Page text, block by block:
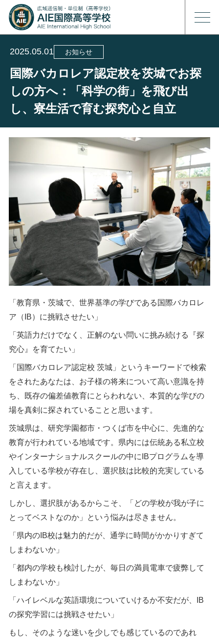
2025.05.01 お知らせ
国際バカロレア認定校を茨城でお探
しの方へ：「科学の街」を飛び出
し、寮生活で育む探究心と自立
「教育県・茨城で、世界基準の学びである国際バカロレ
ア（IB）に挑戦させたい」
「英語力だけでなく、正解のない問いに挑み続ける『探
究心』を育てたい」
「国際バカロレア認定校 茨城」というキーワードで検索
をされたあなたは、お子様の将来について高い意識を持
ち、既存の偏差値教育にとらわれない、本質的な学びの
場を真剣に探されていることと思います。
茨城県は、研究学園都市・つくば市を中心に、先進的な
教育が行われている地域です。県内には伝統ある私立校
やインターナショナルスクールの中にIBプログラムを導
入している学校が存在し、選択肢は比較的充実している
と言えます。
しかし、選択肢があるからこそ、「どの学校が我が子に
とってベストなのか」という悩みは尽きません。
「県内のIB校は魅力的だが、通学に時間がかかりすぎて
しまわないか」
「都内の学校も検討したが、毎日の満員電車で疲弊して
しまわないか」
「ハイレベルな英語環境についていけるか不安だが、IB
の探究学習には挑戦させたい」
もし、そのような迷いを少しでも感じているのであれ